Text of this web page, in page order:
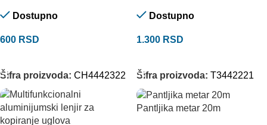
Dostupno
600 RSD
Šifra proizvoda: CH4442322
Dostupno
1.300 RSD
Šifra proizvoda: T3442221
Pantljika metar 20m